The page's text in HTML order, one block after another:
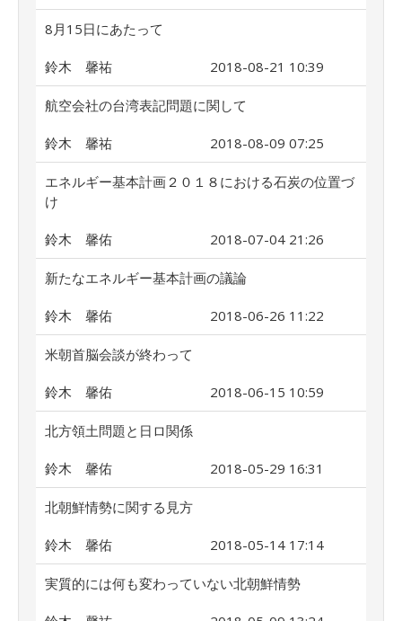
8月15日にあたって
鈴木 馨祐 2018-08-21 10:39
航空会社の台湾表記問題に関して
鈴木 馨祐 2018-08-09 07:25
エネルギー基本計画２０１８における石炭の位置づ
け
鈴木 馨佑 2018-07-04 21:26
新たなエネルギー基本計画の議論
鈴木 馨佑 2018-06-26 11:22
米朝首脳会談が終わって
鈴木 馨佑 2018-06-15 10:59
北方領土問題と日ロ関係
鈴木 馨佑 2018-05-29 16:31
北朝鮮情勢に関する見方
鈴木 馨佑 2018-05-14 17:14
実質的には何も変わっていない北朝鮮情勢